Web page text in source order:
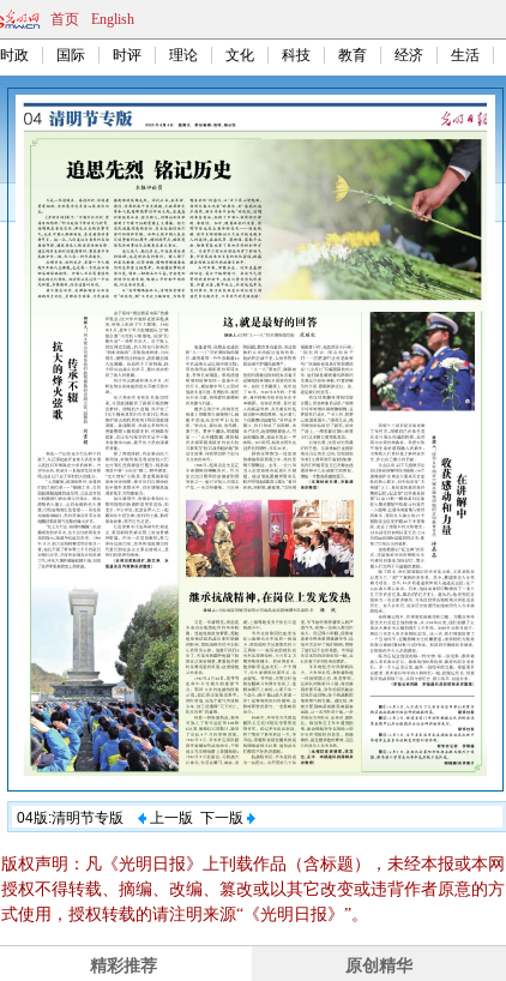
首页 English
时政 国际 时评 理论 文化 科技 教育 经济 生活
04版:清明节专版 上一版 下一版
版权声明：凡《光明日报》上刊载作品（含标题），未经本报或本网
授权不得转载、摘编、改编、篡改或以其它改变或违背作者原意的方
式使用，授权转载的请注明来源“《光明日报》”。